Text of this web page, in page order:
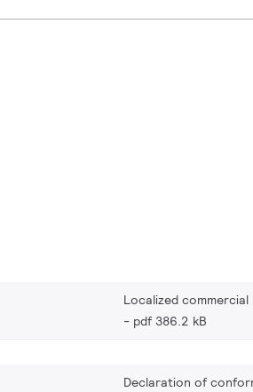
Localized commercial
pdf 386.2 kB
Declaration of